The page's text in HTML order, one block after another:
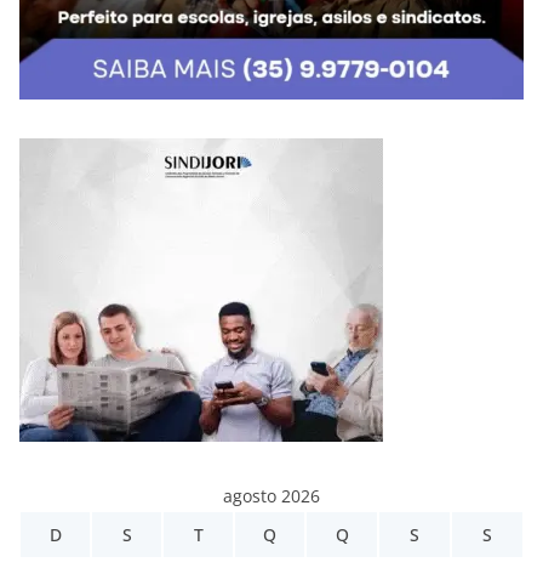
agosto 2026
D
S T Q Q S S